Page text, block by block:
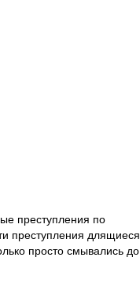
преступления по
преступления длящиеся
просто смывались до